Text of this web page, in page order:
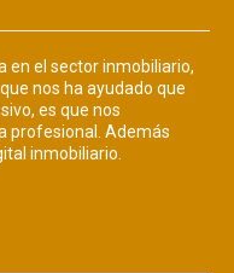
en el sector inmobiliario,
nos ha ayudado que
es que nos
profesional. Además
inmobiliario.